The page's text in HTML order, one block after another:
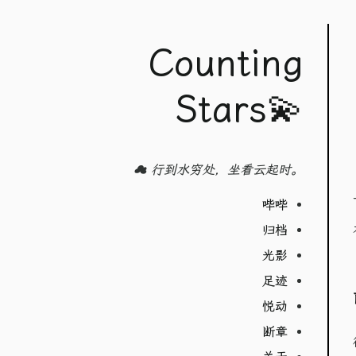
Counting
Stars💫
☁️ 行到水穷处，坐看云起时。
哔哔
归档
光影
足迹
悦动
断章